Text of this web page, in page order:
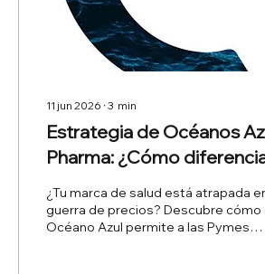
11 jun 2026 ∙3 min
Estrategia de Océanos
Pharma: ¿Cómo
todo parece igual?
¿Tu marca de salud está atrapada
guerra de precios? Descubre cómo
Océano Azul permite a las Pymes